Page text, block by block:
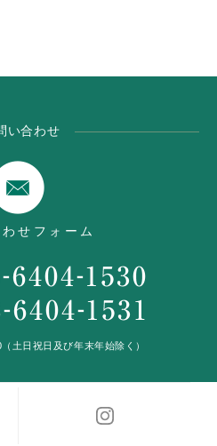
い合わせ
せフォーム
土日祝日及び年末年始除く）